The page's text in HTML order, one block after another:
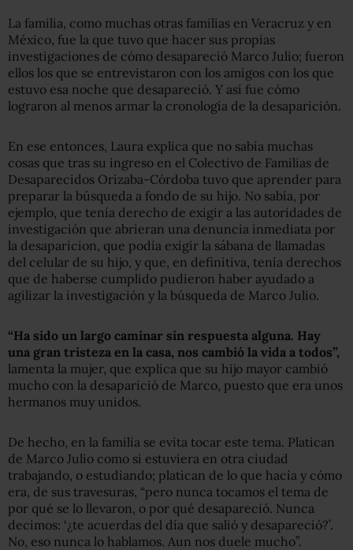
La familia, como muchas otras familias en Veracruz y en
México, fue la que tuvo que hacer sus propias
investigaciones de cómo desapareció Marco Julio; fueron
ellos los que se entrevistaron con los amigos con los que
estuvo esa noche que desapareció. Y así fue cómo
lograron al menos armar la cronología de la desaparición.
En ese entonces, Laura explica que no sabía muchas
cosas que tras su ingreso en el Colectivo de Familias de
Desaparecidos Orizaba-Córdoba tuvo que aprender para
preparar la búsqueda a fondo de su hijo. No sabía, por
ejemplo, que tenía derecho de exigir a las autoridades de
investigación que abrieran una denuncia inmediata por
la desaparicion, que podía exigir la sábana de llamadas
del celular de su hijo, y que, en definitiva, tenía derechos
que de haberse cumplido pudieron haber ayudado a
agilizar la investigación y la búsqueda de Marco Julio.
“Ha sido un largo caminar sin respuesta alguna. Hay
una gran tristeza en la casa, nos cambió la vida a todos”,
lamenta la mujer, que explica que su hijo mayor cambió
mucho con la desaparició de Marco, puesto que era unos
hermanos muy unidos.
De hecho, en la familia se evita tocar este tema. Platican
de Marco Julio como si estuviera en otra ciudad
trabajando, o estudiando; platican de lo que hacía y cómo
era, de sus travesuras, “pero nunca tocamos el tema de
por qué se lo llevaron, o por qué desapareció. Nunca
decimos: ‘¿te acuerdas del día que salió y desapareció?’.
No, eso nunca lo hablamos. Aun nos duele mucho”.